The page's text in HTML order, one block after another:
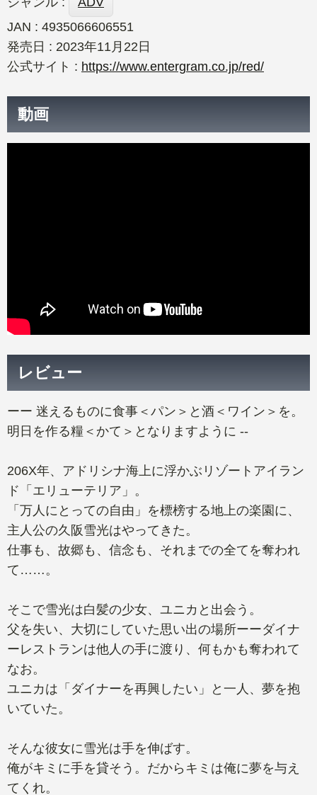
JAN : 4935066606551
発売日 : 2023年11月22日
公式サイト : https://www.entergram.co.jp/red/
動画
レビュー
ーー 迷えるものに食事＜パン＞と酒＜ワイン＞を。
明日を作る糧＜かて＞となりますように --
206X年、アドリシナ海上に浮かぶリゾートアイラン
ド「エリューテリア」。
「万人にとっての自由」を標榜する地上の楽園に、
主人公の久阪雪光はやってきた。
仕事も、故郷も、信念も、それまでの全てを奪われ
て……。
そこで雪光は白髪の少女、ユニカと出会う。
父を失い、大切にしていた思い出の場所ーーダイナ
ーレストランは他人の手に渡り、何もかも奪われて
なお。
ユニカは「ダイナーを再興したい」と一人、夢を抱
いていた。
そんな彼女に雪光は手を伸ばす。
俺がキミに手を貸そう。だからキミは俺に夢を与え
てくれ。